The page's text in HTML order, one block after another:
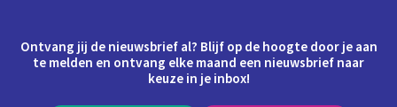
Ontvang jij de nieuwsbrief al? Blijf op de hoogte door je aan
te melden en ontvang elke maand een nieuwsbrief naar
keuze in je inbox!